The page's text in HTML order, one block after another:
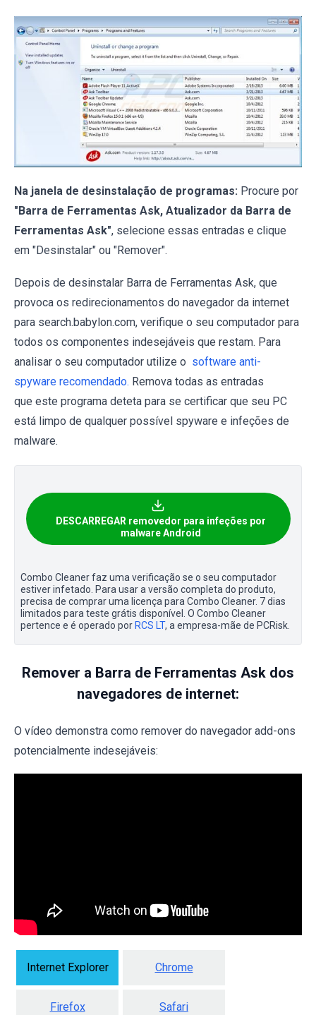
Na janela de desinstalação de programas: Procure por
"Barra de Ferramentas Ask, Atualizador da Barra de
Ferramentas Ask", selecione essas entradas e clique
em "Desinstalar" ou "Remover".
Depois de desinstalar Barra de Ferramentas Ask, que
provoca os redirecionamentos do navegador da internet
para search.babylon.com, verifique o seu computador para
todos os componentes indesejáveis que restam. Para
analisar o seu computador utilize o software anti-
spyware recomendado. Remova todas as entradas
que este programa deteta para se certificar que seu PC
está limpo de qualquer possível spyware e infeções de
malware.
DESCARREGAR removedor para infeções por
malware Android
Combo Cleaner faz uma verificação se o seu computador
estiver infetado. Para usar a versão completa do produto,
precisa de comprar uma licença para Combo Cleaner. 7 dias
limitados para teste grátis disponível. O Combo Cleaner
pertence e é operado por RCS LT, a empresa-mãe de PCRisk.
Remover a Barra de Ferramentas Ask dos
navegadores de internet:
O vídeo demonstra como remover do navegador add-ons
potencialmente indesejáveis:
Internet Explorer Chrome
Firefox Safari